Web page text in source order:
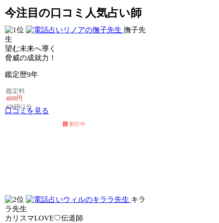
今注目の口コミ人気占い師
撫子先
生
望む未来へ導く
脅威の成就力！
鑑定歴9年
鑑定料
400円
420円/1分
口コミを見る
割引中
キラ
ラ先生
カリスマLOVE♡伝道師